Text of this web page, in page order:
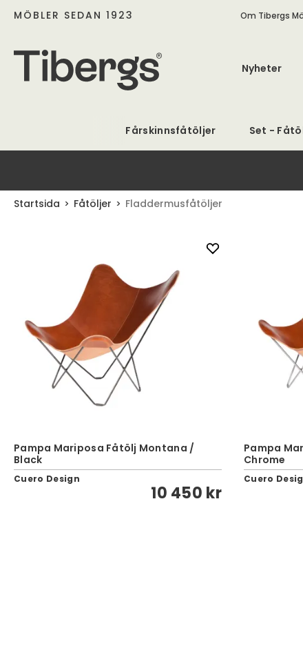
MÖBLER SEDAN 1923 Om Tibergs
Nyheter
Fårskinnsfåtöljer Set -
Startsida Fåtöljer Fladdermusfåtöljer
Pampa Mariposa Fåtölj Montana /
Black
Cuero Design
10 450 kr
Pampa
Chrome
Cuero